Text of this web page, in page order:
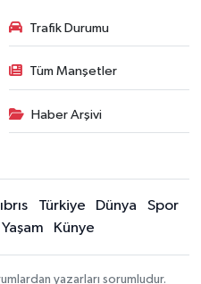
Trafik Durumu
Tüm Manşetler
Haber Arşivi
Türkiye Dünya
Spor
Yaşam Künye
yazarları sorumludur.